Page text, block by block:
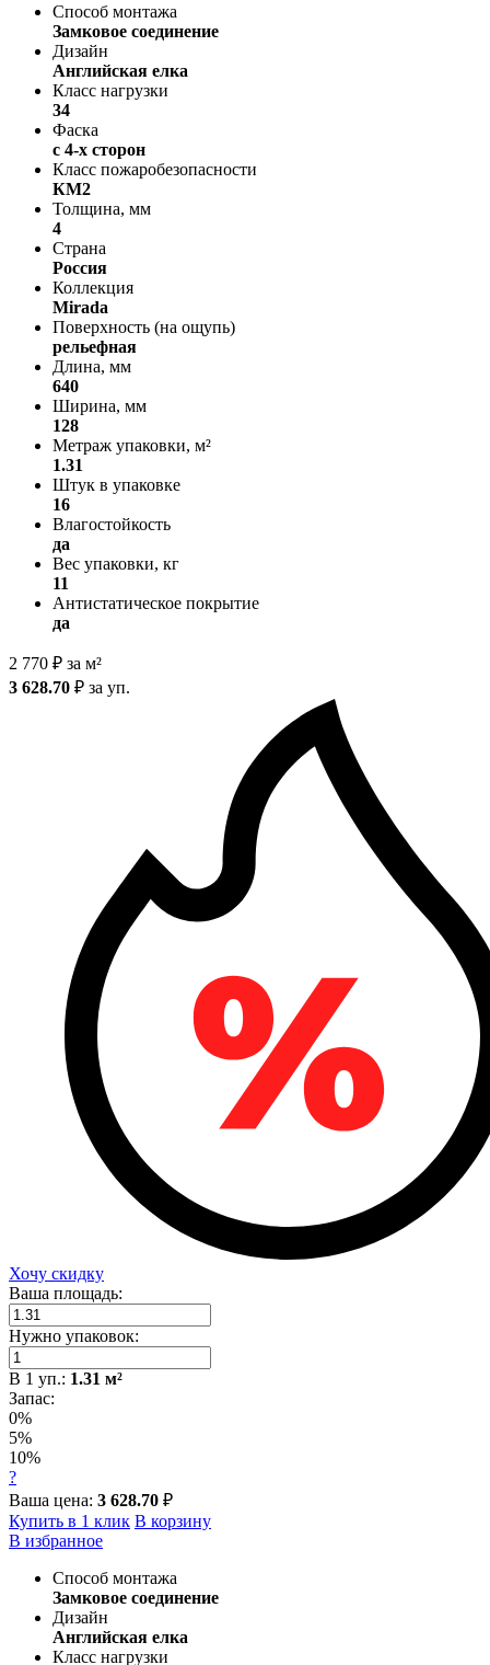
Способ монтажа
Замковое соединение
Дизайн
Английская елка
Класс нагрузки
34
Фаска
с 4-х сторон
Класс пожаробезопасности
КМ2
Толщина, мм
4
Страна
Россия
Коллекция
Mirada
Поверхность (на ощупь)
рельефная
Длина, мм
640
Ширина, мм
128
Метраж упаковки, м²
1.31
Штук в упаковке
16
Влагостойкость
да
Вес упаковки, кг
11
Антистатическое покрытие
да
2 770 ₽ за м²
3 628.70 ₽ за уп.
Хочу скидку
Ваша площадь:
Нужно упаковок:
В 1 уп.: 1.31 м²
Запас:
0%
5%
10%
?
Ваша цена: 3 628.70 ₽
Купить в 1 клик В корзину
В избранное
Способ монтажа
Замковое соединение
Дизайн
Английская елка
Класс нагрузки